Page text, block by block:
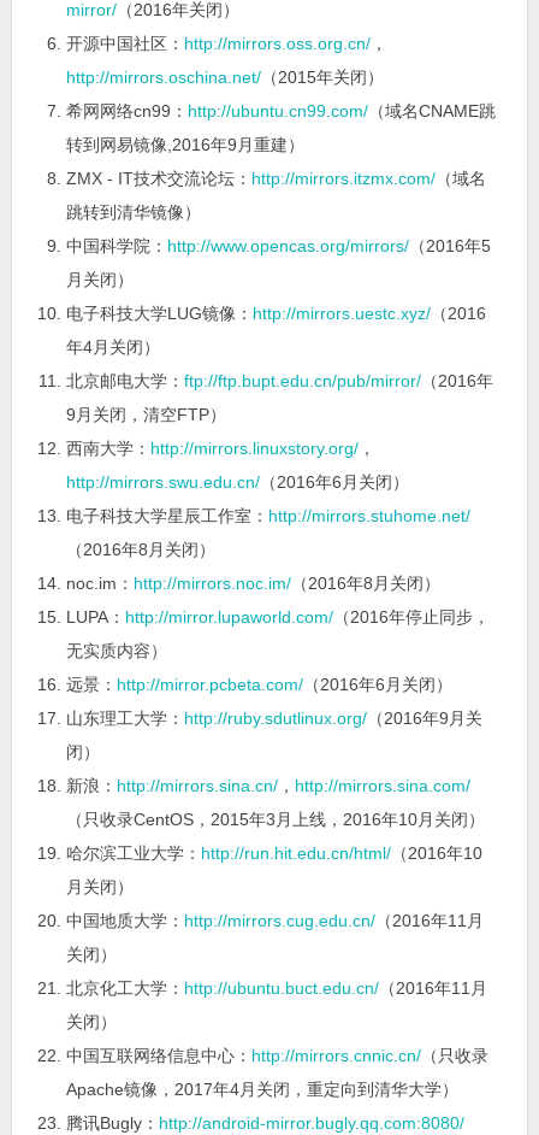
mirror/（2016年关闭）
开源中国社区： http://mirrors.oss.org.cn/，
http://mirrors.oschina.net/（2015年关闭）
希网网络cn99： http://ubuntu.cn99.com/（域名CNAME跳
转到网易镜像,2016年9月重建）
ZMX - IT技术交流论坛： http://mirrors.itzmx.com/（域名
跳转到清华镜像）
中国科学院： http://www.opencas.org/mirrors/（2016年5
月关闭）
电子科技大学LUG镜像： http://mirrors.uestc.xyz/（2016
年4月关闭）
北京邮电大学： ftp://ftp.bupt.edu.cn/pub/mirror/（2016年
9月关闭，清空FTP）
西南大学： http://mirrors.linuxstory.org/，
http://mirrors.swu.edu.cn/（2016年6月关闭）
电子科技大学星辰工作室： http://mirrors.stuhome.net/
（2016年8月关闭）
noc.im： http://mirrors.noc.im/（2016年8月关闭）
LUPA： http://mirror.lupaworld.com/（2016年停止同步，
无实质内容）
远景： http://mirror.pcbeta.com/（2016年6月关闭）
山东理工大学： http://ruby.sdutlinux.org/（2016年9月关
闭）
新浪： http://mirrors.sina.cn/， http://mirrors.sina.com/
（只收录CentOS，2015年3月上线，2016年10月关闭）
哈尔滨工业大学： http://run.hit.edu.cn/html/（2016年10
月关闭）
中国地质大学： http://mirrors.cug.edu.cn/（2016年11月
关闭）
北京化工大学： http://ubuntu.buct.edu.cn/（2016年11月
关闭）
中国互联网络信息中心： http://mirrors.cnnic.cn/（只收录
Apache镜像，2017年4月关闭，重定向到清华大学）
腾讯Bugly： http://android-mirror.bugly.qq.com:8080/